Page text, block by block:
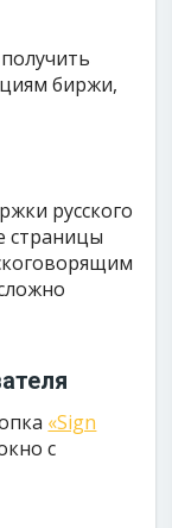
биржи,
русского
страницы
«Sign
с